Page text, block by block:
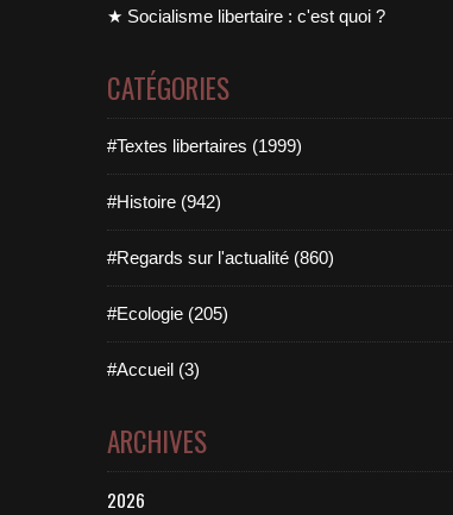
★ Socialisme libertaire : c'est quoi ?
CATÉGORIES
#Textes libertaires (1999)
#Histoire (942)
#Regards sur l'actualité (860)
#Ecologie (205)
#Accueil (3)
ARCHIVES
2026